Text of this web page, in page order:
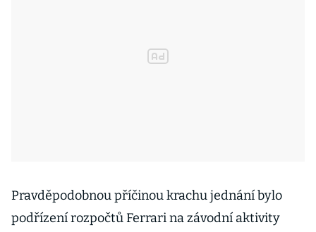
Pravděpodobnou příčinou krachu jednání bylo
podřízení rozpočtů Ferrari na závodní aktivity